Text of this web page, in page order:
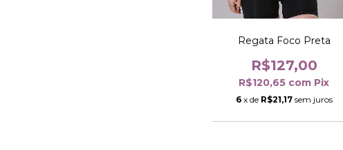
Regata Foco Preta
R$127,00
R$120,65 com Pix
6 x de R$21,17 sem juros